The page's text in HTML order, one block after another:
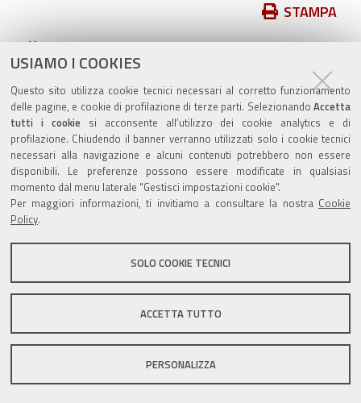
USIAMO I COOKIES
Questo sito utilizza cookie tecnici necessari al corretto funzionamento
delle pagine, e cookie di profilazione di terze parti. Selezionando Accetta
tutti i cookiesi acconsente all’utilizzo dei cookie analytics e di
profilazione. Chiudendo il banner verranno utilizzati solo i cookie tecnici
necessari alla navigazione e alcuni contenuti potrebbero non essere
disponibili. Le preferenze possono essere modificate in qualsiasi
momento dal menu laterale "Gestisci impostazioni cookie".
Per maggiori informazioni, ti invitiamo a consultare la nostra Cookie
Policy.
SOLO COOKIE TECNICI
ACCETTA TUTTO
PERSONALIZZA
documento
STAMPA
pubblicato il12/06/2023—
ultima modifica 27/06/2023
archiviato sotto: moduli moduli-servizi-finanziari
Valuta questo sito
Sito istituzionale Comune di Zola Predosa
DPO |Accessibilità